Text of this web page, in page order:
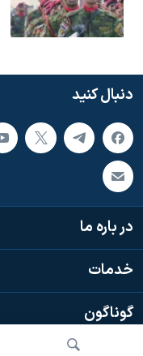
دنبال کنید
در باره ما
خدمات
گوناگون